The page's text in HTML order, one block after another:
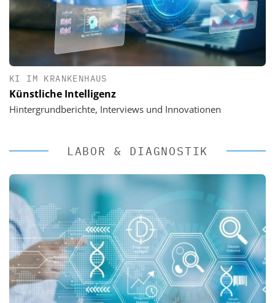
KI IM KRANKENHAUS
Künstliche Intelligenz
Hintergrundberichte, Interviews und Innovationen
LABOR & DIAGNOSTIK